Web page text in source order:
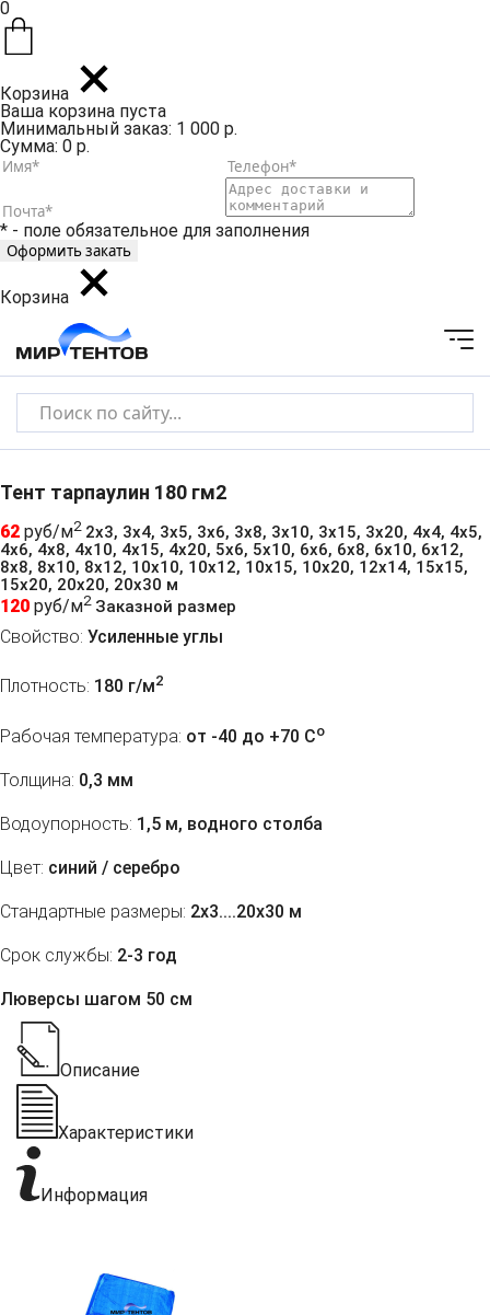
0
Корзина
Ваша корзина пуста
Минимальный заказ: 1 000 р.
Сумма: 0 р.
* - поле обязательное для заполнения
Корзина
Тент тарпаулин 180 гм2
62 руб/м2 2х3, 3х4, 3х5, 3х6, 3x8, 3х10, 3х15, 3х20, 4х4, 4х5,
4х6, 4х8, 4х10, 4х15, 4х20, 5х6, 5х10, 6х6, 6х8, 6х10, 6х12,
8х8, 8х10, 8х12, 10х10, 10х12, 10х15, 10х20, 12х14, 15х15,
15х20, 20х20, 20х30 м
120 руб/м2 Заказной размер
Свойство: Усиленные углы
Плотность: 180 г/м2
Рабочая температура: от -40 до +70 Co
Толщина: 0,3 мм
Водоупорность: 1,5 м, водного столба
Цвет: синий / серебро
Стандартные размеры: 2х3....20х30 м
Срок службы: 2-3 год
Люверсы шагом 50 см
Описание
Характеристики
Информация